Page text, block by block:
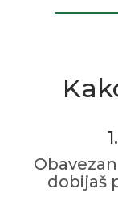
dobijaš